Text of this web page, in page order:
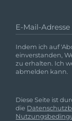
E-Mail-Adresse
Indem ich auf
einverstanden,
zu erhalten. Ich
abmelden kann.
Diese Seite ist
die